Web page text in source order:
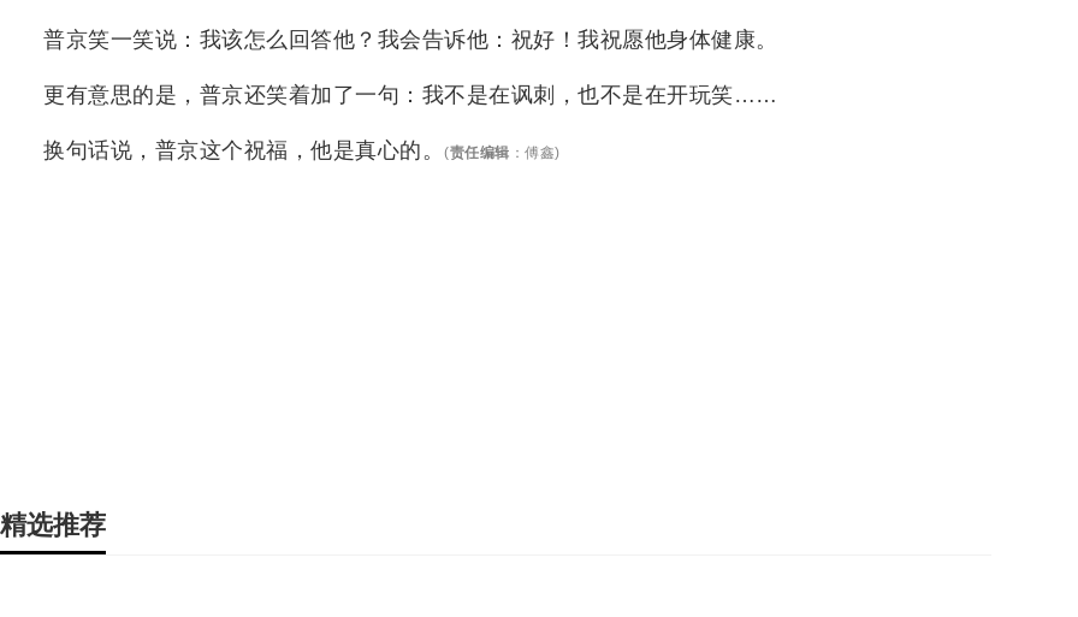
普京笑一笑说：我该怎么回答他？我会告诉他：祝好！我祝愿他身体健康。
更有意思的是，普京还笑着加了一句：我不是在讽刺，也不是在开玩笑……
换句话说，普京这个祝福，他是真心的。 (责任编辑 ： 傅鑫)
精选推荐